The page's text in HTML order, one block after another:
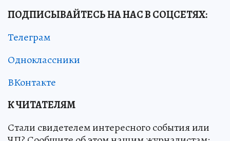
ПОДПИСЫВАЙТЕСЬ НА НАС В СОЦСЕТЯХ:
Телеграм
Одноклассники
ВКонтакте
К ЧИТАТЕЛЯМ
Стали свидетелем интересного события или